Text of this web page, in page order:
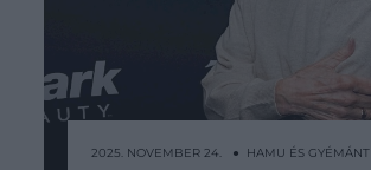
2025. NOVEMBER 24. ● HAMU ÉS GYÉMÁNT